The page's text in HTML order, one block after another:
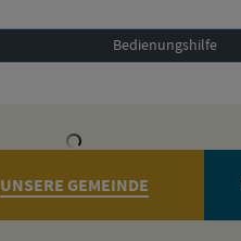
Bedienungshilfe
UNSERE GEMEINDE